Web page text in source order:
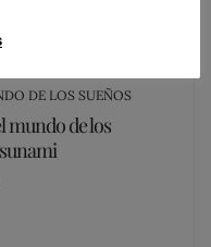
DE LOS SUEÑOS
mundo de los